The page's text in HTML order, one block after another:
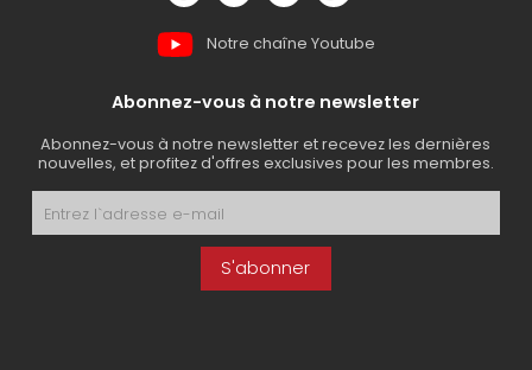
presse à piston
tournevis
pince coupe-câbles
support à chaîne
indicateur d'usure de chaîne
jeu de clé métrique
Notre chaîne Youtube
Abonnez-vous à notre newsletter
Abonnez-vous à notre newsletter et recevez les dernières
nouvelles, et profitez d'offres exclusives pour les membres.
S'abonner